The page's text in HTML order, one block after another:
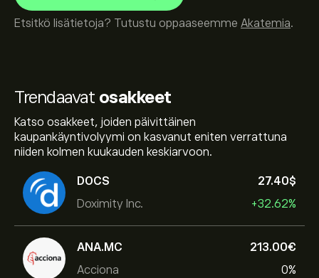
Trendaavat osakkeet
Katso osakkeet, joiden päivittäinen
kaupankäyntivolyymi on kasvanut eniten verrattuna
niiden kolmen kuukauden keskiarvoon.
DOCS
Doximity Inc.
27.40‎$‎
+32.62%
ANA.MC
Acciona
213.00‎€‎
0%
Etsitkö lisätietoja? Tutustu oppaaseemme Akatemia.